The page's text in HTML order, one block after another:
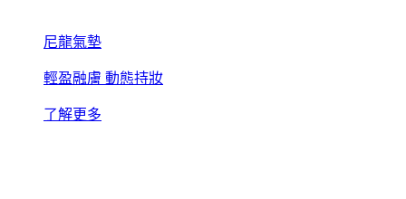
尼龍氣墊
輕盈融膚 動態持妝
了解更多